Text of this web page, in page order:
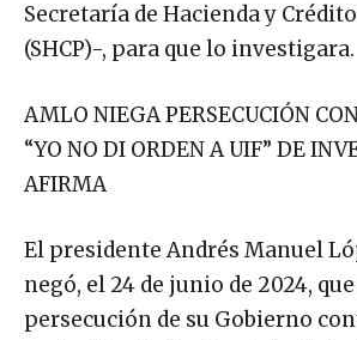
Secretaría de Hacienda y
(SHCP)-, para que lo investigara.
AMLO NIEGA PERSECUCIÓN
“YO NO DI ORDEN A UIF” DE
AFIRMA
El presidente Andrés Manuel
negó, el 24 de junio de 2024,
persecución de su Gobierno